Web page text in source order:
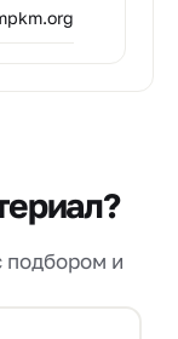
подбором и